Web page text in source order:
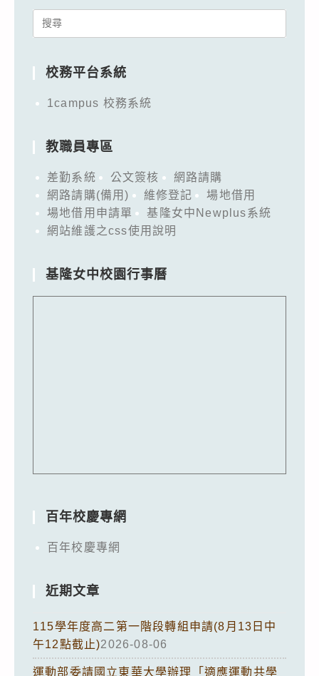
Search
校務平台系統
1campus 校務系統
教職員專區
差勤系統 公文簽核
網路請購
網路請購(備用)
維修登記
場地借用
場地借用申請單
基隆女中Newplus系統
網站維護之css使用說明
基隆女中校園行事曆
百年校慶專網
百年校慶專網
近期文章
115學年度高二第一階段轉組申請(8月13日中
午12點截止)2026-08-06
運動部委請國立東華大學辦理「適應運動共學